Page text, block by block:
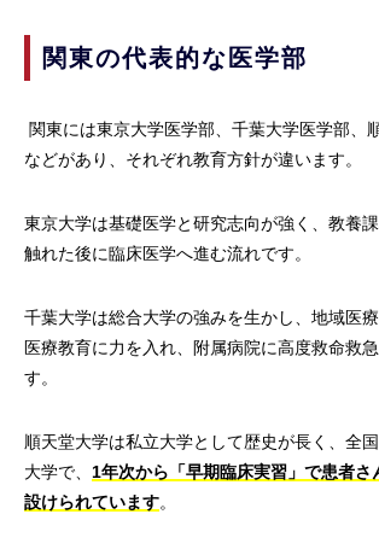
関東の代表的な医学部
関東には東京大学医学部、千葉大学医学部、
などがあり、それぞれ教育方針が違います。
東京大学は基礎医学と研究志向が強く、教養
触れた後に臨床医学へ進む流れです。
千葉大学は総合大学の強みを生かし、地域医
医療教育に力を入れ、附属病院に高度救命救
す。
順天堂大学は私立大学として歴史が長く、全
大学で、 1年次から「早期臨床実習」で患者さ
設けられています。